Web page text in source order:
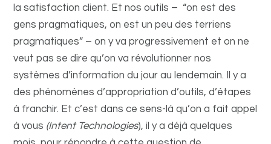
la satisfaction client. Et nos outils – “on est des
gens pragmatiques, on est un peu des terriens
pragmatiques” – on y va progressivement et on ne
veut pas se dire qu’on va révolutionner nos
systèmes d’information du jour au lendemain. Il y a
des phénomènes d’appropriation d’outils, d’étapes
à franchir. Et c’est dans ce sens-là qu’on a fait appel
à vous (Intent Technologies), il y a déjà quelques